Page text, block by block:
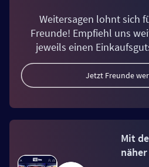
Weitersagen lohnt sich
Freunde! Empfiehl uns
jeweils einen
Jetzt Freunde
Mit